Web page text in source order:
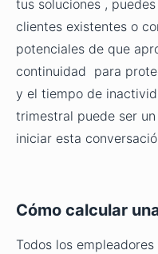
tus soluciones ,
clientes existentes o
potenciales de que
continuidad para
y el tiempo de
trimestral puede ser
iniciar esta
Cómo calcular
Todos los